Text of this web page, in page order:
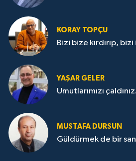
KORAY TOPÇU
Bizi bize kırdırıp,
YAŞAR GELER
Umutlarımızı çaldınız.
MUSTAFA DURSUN
Güldürmek de bir